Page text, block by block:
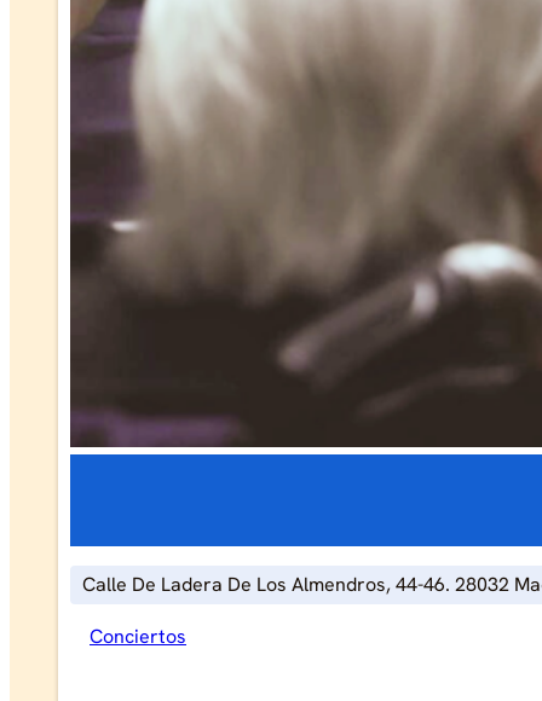
Calle De Ladera De Los Almendros, 44-46. 28032
Conciertos